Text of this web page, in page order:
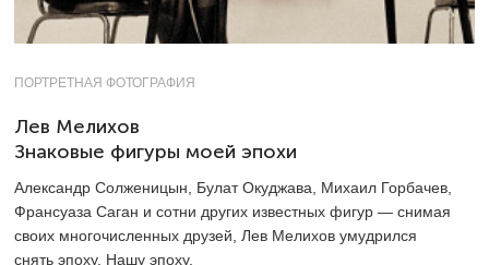
ПОРТРЕТНАЯ ФОТОГРАФИЯ
Лев Мелихов
Знаковые фигуры моей эпохи
Александр Солженицын, Булат Окуджава, Михаил Горбачев,
Франсуаза Саган и сотни других известных фигур — снимая
своих многочисленных друзей, Лев Мелихов умудрился
снять эпоху. Нашу эпоху.